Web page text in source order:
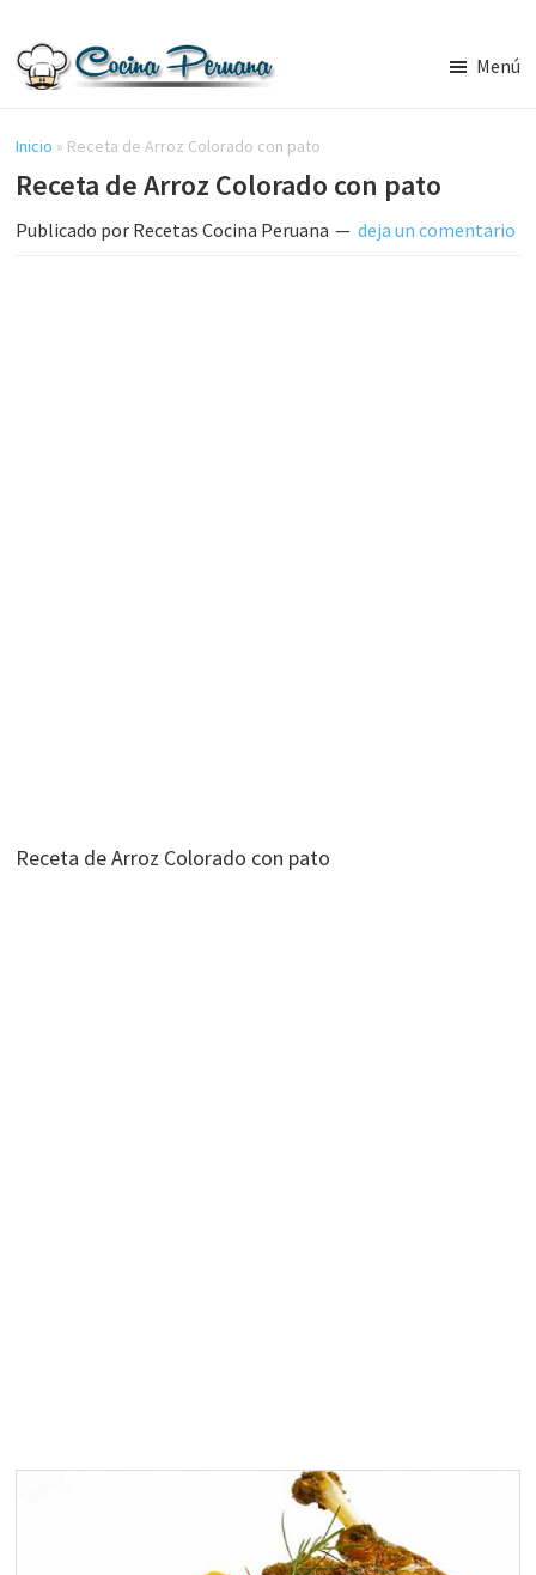
contenido
lateral
principal
Cocina
Peruana,
Recetas
de
Comida
Menú
Inicio » Receta de Arroz Colorado con pato
Receta de Arroz Colorado con pato
Publicado por Recetas Cocina Peruana deja un comentario
Receta de Arroz Colorado con pato